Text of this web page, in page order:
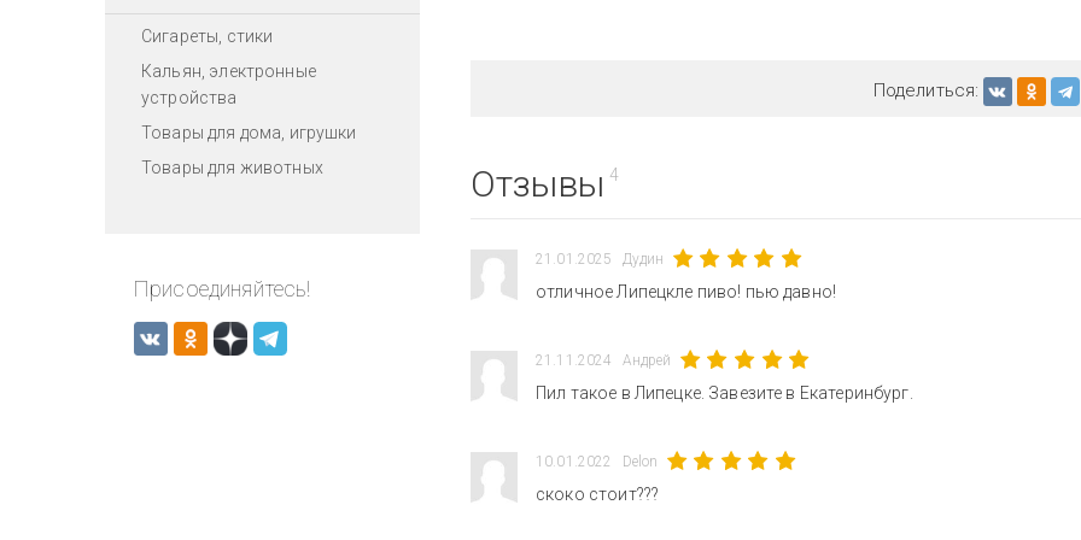
Сигареты, стики
Кальян, электронные
устройства
Товары для дома, игрушки
Товары для животных
Присоединяйтесь!
Поделиться:
Отзывы 4
21.01.2025 Дудин
отличное Липецкле пиво! пью давно!
21.11.2024 Андрей
Пил такое в Липецке. Завезите в Екатеринбург.
10.01.2022 Delon
скоко стоит???